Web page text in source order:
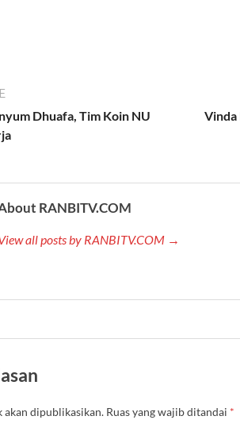
Dhuafa, Tim Koin NU
Vinda
RANBITV.COM
all posts by RANBITV.COM →
dipublikasikan. Ruas yang wajib ditandai *